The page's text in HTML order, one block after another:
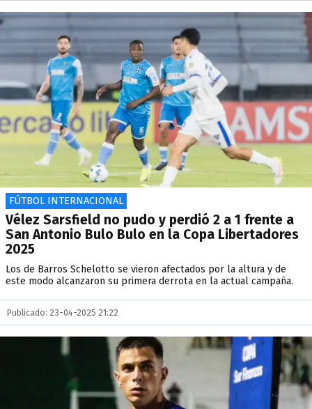
FÚTBOL INTERNACIONAL
Vélez Sarsfield no pudo y perdió 2 a 1 frente a
San Antonio Bulo Bulo en la Copa Libertadores
2025
Los de Barros Schelotto se vieron afectados por la altura y de
este modo alcanzaron su primera derrota en la actual campaña.
Publicado: 23-04-2025 21:22